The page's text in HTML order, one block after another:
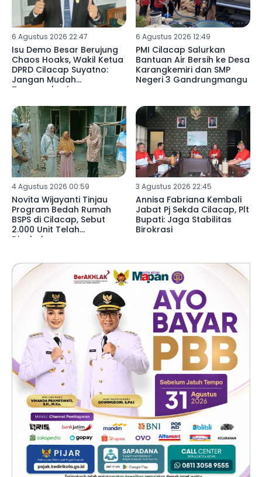
6 Agustus 2026 22:47
Isu Demo Besar Berujung
Chaos Hoaks, Wakil Ketua
DPRD Cilacap Suyatno:
Jangan Mudah
Terprovokasi
6 Agustus 2026 12:49
PMI Cilacap Salurkan
Bantuan Air Bersih ke Desa
Karangkemiri dan SMP
Negeri 3 Gandrungmangu
4 Agustus 2026 00:59
Novita Wijayanti Tinjau
Program Bedah Rumah
BSPS di Cilacap, Sebut
2.000 Unit Telah
Disalurkan
3 Agustus 2026 22:45
Annisa Fabriana Kembali
Jabat Pj Sekda Cilacap, Plt
Bupati: Jaga Stabilitas
Birokrasi